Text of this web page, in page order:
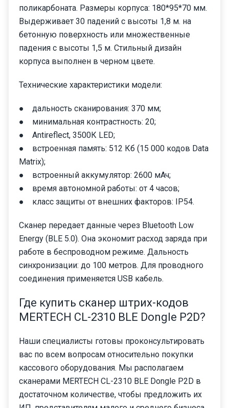
поликарбоната. Размеры корпуса: 180*95*70 мм.
Выдерживает 30 падений с высоты 1,8 м. на
бетонную поверхность или множественные
падения с высоты 1,5 м. Стильный дизайн
корпуса выполнен в черном цвете.
Технические характеристики модели:
● дальность сканирования: 370 мм;
● минимальная контрастность: 20;
● Antireflect, 3500К LED;
● встроенная память: 512 Кб (15 000 кодов Data
Matrix);
● встроенный аккумулятор: 2600 мАч;
● время автономной работы: от 4 часов;
● класс защиты от внешних факторов: IP54.
Сканер передает данные через Bluetooth Low
Energy (BLE 5.0). Она экономит расход заряда при
работе в беспроводном режиме. Дальность
синхронизации: до 100 метров. Для проводного
соединения применяется USB кабель.
Где купить сканер штрих-кодов
MERTECH CL-2310 BLE Dongle P2D?
Наши специалисты готовы проконсультировать
вас по всем вопросам относительно покупки
кассового оборудования. Мы располагаем
сканерами MERTECH CL-2310 BLE Dongle P2D в
достаточном количестве, чтобы предложить их